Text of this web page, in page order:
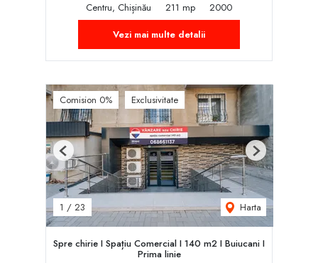
Centru, Chișinău
211 mp
2000
Vezi mai multe detalii
Comision 0% Exclusivitate
1 / 23 Harta
Previous Next
Spre chirie I Spațiu Comercial I 140 m2 I Buiucani I
Prima linie